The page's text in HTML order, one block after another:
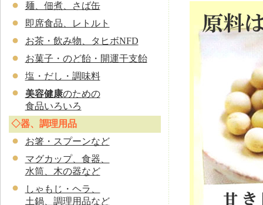
麺、佃煮、さば缶
即席食品、レトルト
お茶・飲み物、タヒボNFD
お菓子・のど飴・開運干支飴
塩・だし・調味料
美容健康のための
食品いろいろ
◇器、調理用品
お箸・スプーンなど
マグカップ、食器、
水筒、木の器など
しゃもじ・ヘラ、
土鍋、調理用品など